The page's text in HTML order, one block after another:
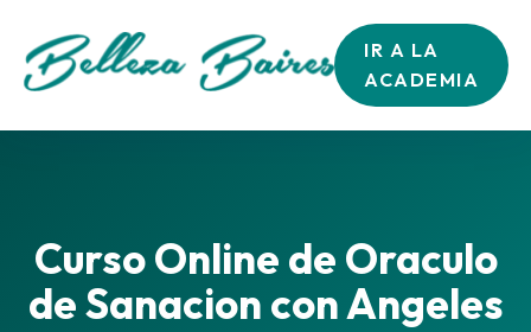
IR A LA
ACADEMIA
Curso Online de Oraculo
de Sanacion con Angeles